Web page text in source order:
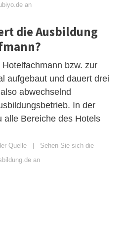
an
die Ausbildung
bzw. zur
aufgebaut und dauert drei
abwechselnd
In der
alle Bereiche des Hotels
Quelle | Sehen Sie sich die
an